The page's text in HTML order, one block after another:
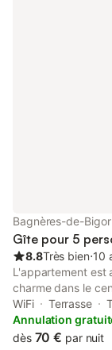
Bagnères-de-
Gîte pour 5
8.8Très bien⋅10
L'appartement est
charme dans le
proximité
Aquensis et du
cuisine, une
WiFi Terrasse
Annulation
dès 70 € par nuit